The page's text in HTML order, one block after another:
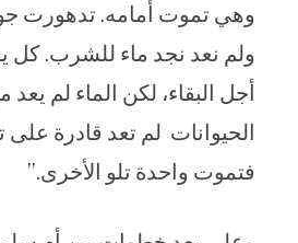
وهي تموت أمامه. تدهورت
ولم نعد نجد ماء للشرب. كل
أجل البقاء، لكن الماء لم
الحيوانات لم تعد قادرة
فتموت واحدة تلو الأخرى.”